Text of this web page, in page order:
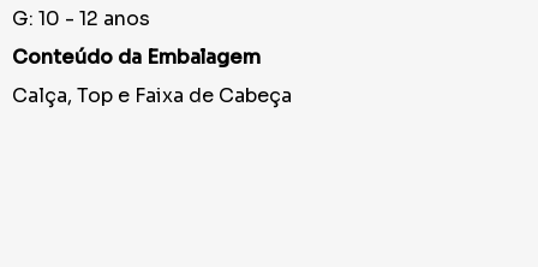
G: 10 - 12 anos
Conteúdo da Embalagem
Calça, Top e Faixa de Cabeça